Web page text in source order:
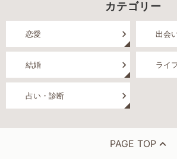
カテゴリー
恋愛 出会
結婚 ライ
占い・診断
PAGE TOP